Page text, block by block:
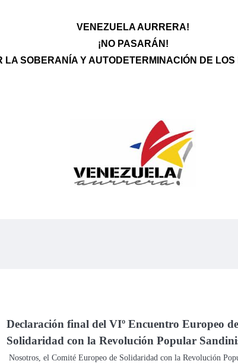
VENEZUELA AURRERA!
¡NO PASARÁN!
LA SOBERANÍA Y AUTODETERMINACIÓN DE
Declaración final del VIº Encuentro Europeo de
Solidaridad con la Revolución Popular
Nosotros, el Comité Europeo de Solidaridad con la Revolución